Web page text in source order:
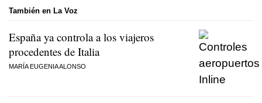
También en La Voz
España ya controla a los viajeros
procedentes de Italia
MARÍA EUGENIA ALONSO